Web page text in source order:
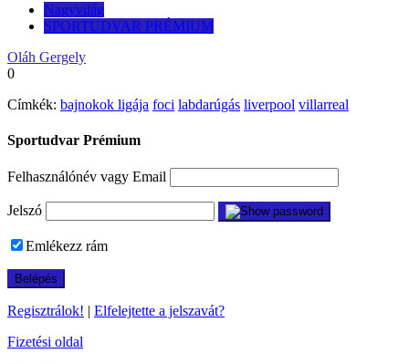
Nagyvilág
SPORTUDVAR PRÉMIUM
Oláh Gergely
0
Címkék: bajnokok ligája foci labdarúgás liverpool villarreal
Sportudvar Prémium
Felhasználónév vagy Email
Jelszó
Emlékezz rám
Regisztrálok! | Elfelejtette a jelszavát?
Fizetési oldal